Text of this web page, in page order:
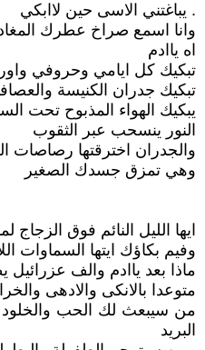
. يباغتني الاسى حين لاابكي
وانا اسمع صراخ عطرك
اه ياادم
تبكيك كل ايامي وحروفي
تبكيك جدران الكنيسة
يبكيك الهواء المذبوح تحت
النور ينسحب عبر الثقوب
والجدران اخترقتها رصاصات
وهي تمزق جسدك الصغير
ايها الليل النائم فوق
وفيم بكاؤك ايتها السماوات
ماذا بعد ياادم والف عزرائيل
متوعدا بالانكى والادهى
من سيبعث لك الحب
البريد